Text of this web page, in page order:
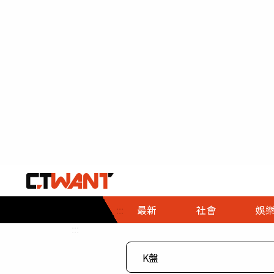
::: 最新 社會
社會首頁
時事
娛樂
娛樂首頁
即時
專題
財經首頁
熱線
３Ｃ
政